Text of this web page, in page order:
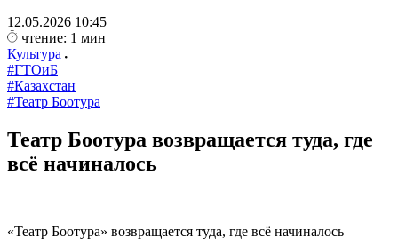
12.05.2026 10:45
чтение: 1 мин
Культура
#ГТОиБ
#Казахстан
#Театр Боотура
Театр Боотура возвращается туда, где
всё начиналось
«Театр Боотура» возвращается туда, где всё начиналось